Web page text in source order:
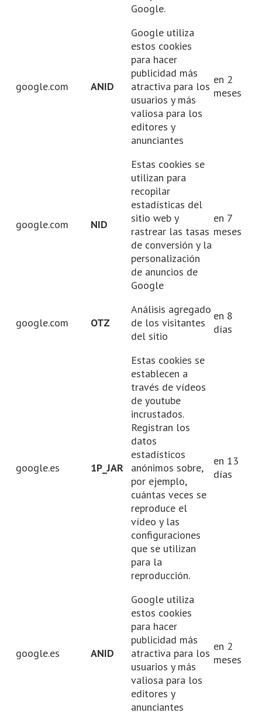
Google.
google.com ANID
Google utiliza
estos cookies
para hacer
publicidad más
atractiva para los
usuarios y más
valiosa para los
editores y
anunciantes
en 2
meses
google.com NID
Estas cookies se
utilizan para
recopilar
estadísticas del
sitio web y
rastrear las tasas
de conversión y la
personalización
de anuncios de
Google
en 7
meses
google.com OTZ
Análisis agregado
de los visitantes
del sitio
en 8
días
google.es 1P_JAR
Estas cookies se
establecen a
través de vídeos
de youtube
incrustados.
Registran los
datos
estadísticos
anónimos sobre,
por ejemplo,
cuántas veces se
reproduce el
vídeo y las
configuraciones
que se utilizan
para la
reproducción.
en 13
días
google.es ANID
Google utiliza
estos cookies
para hacer
publicidad más
atractiva para los
usuarios y más
valiosa para los
editores y
anunciantes
en 2
meses